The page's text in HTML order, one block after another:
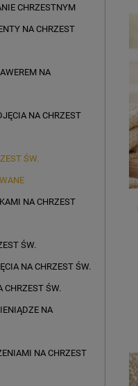
CHRZESTNYM
NA CHRZEST
NA
NA CHRZEST
ŚW.
NA CHRZEST
ŚW.
NA CHRZEST ŚW.
CHRZEST ŚW.
NA
NA CHRZEST